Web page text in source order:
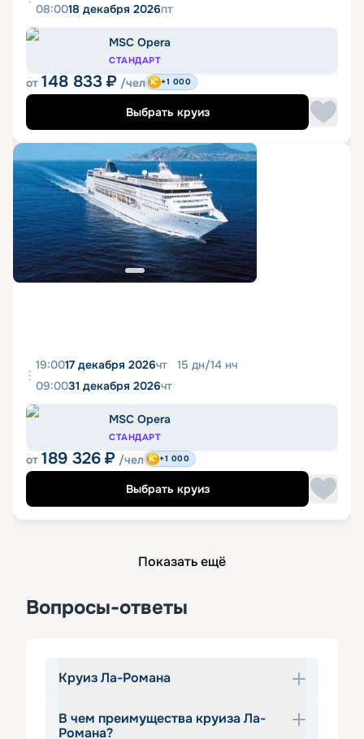
08:0018 декабря 2026пт
MSC Opera
СТАНДАРТ
от 148 833 ₽ /чел +1 000
Выбрать круиз
19:0017 декабря 2026чт 15 дн/14 нч
09:0031 декабря 2026чт
MSC Opera
СТАНДАРТ
от 189 326 ₽ /чел +1 000
Выбрать круиз
Показать ещё
Вопросы-ответы
Круиз Ла-Романа
Круизы Ла-Романа — популярное
В чем преимущества круиза Ла-
Романа?